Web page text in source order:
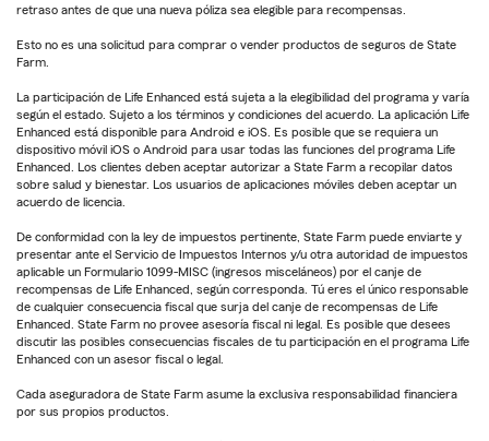
retraso antes de que una nueva póliza sea elegible para recompensas.
Esto no es una solicitud para comprar o vender productos de seguros de State
Farm.
La participación de Life Enhanced está sujeta a la elegibilidad del programa y varía
según el estado. Sujeto a los términos y condiciones del acuerdo. La aplicación Life
Enhanced está disponible para Android e iOS. Es posible que se requiera un
dispositivo móvil iOS o Android para usar todas las funciones del programa Life
Enhanced. Los clientes deben aceptar autorizar a State Farm a recopilar datos
sobre salud y bienestar. Los usuarios de aplicaciones móviles deben aceptar un
acuerdo de licencia.
De conformidad con la ley de impuestos pertinente, State Farm puede enviarte y
presentar ante el Servicio de Impuestos Internos y/u otra autoridad de impuestos
aplicable un Formulario 1099-MISC (ingresos misceláneos) por el canje de
recompensas de Life Enhanced, según corresponda. Tú eres el único responsable
de cualquier consecuencia fiscal que surja del canje de recompensas de Life
Enhanced. State Farm no provee asesoría fiscal ni legal. Es posible que desees
discutir las posibles consecuencias fiscales de tu participación en el programa Life
Enhanced con un asesor fiscal o legal.
Cada aseguradora de State Farm asume la exclusiva responsabilidad financiera
por sus propios productos.